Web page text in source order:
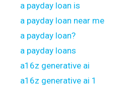
a payday loan is
a payday loan near me
a payday loan?
a payday loans
a16z generative ai
a16z generative ai 1